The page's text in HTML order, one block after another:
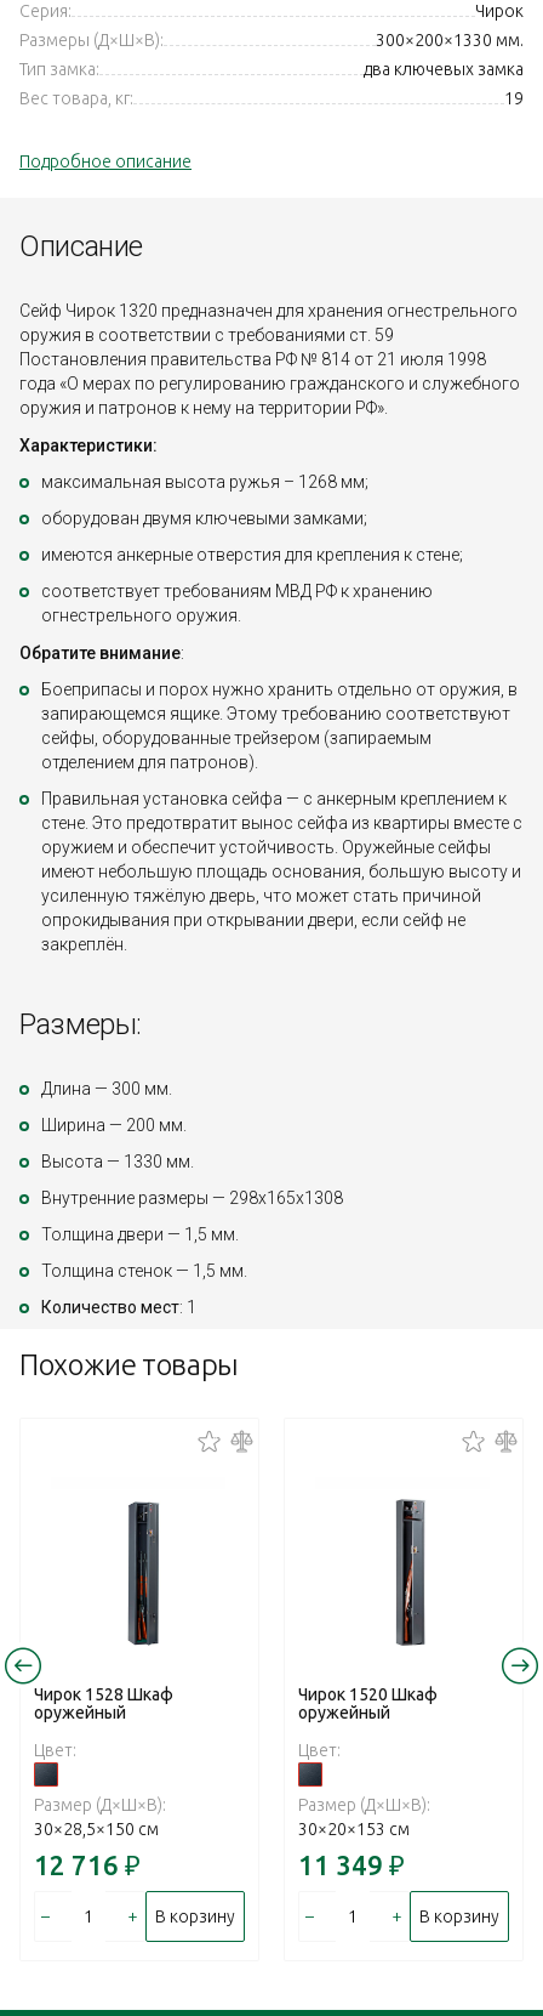
Серия:
Чирок
Размеры (Д×Ш×В):
300×200×1330 мм.
Тип замка:
два ключевых замка
Вес товара, кг:
19
Подробное описание
Описание
Сейф Чирок 1320 предназначен для хранения огнестрельного
оружия в соответствии с требованиями ст. 59
Постановления правительства РФ № 814 от 21 июля 1998
года «О мерах по регулированию гражданского и служебного
оружия и патронов к нему на территории РФ».
Характеристики:
максимальная высота ружья – 1268 мм;
оборудован двумя ключевыми замками;
имеются анкерные отверстия для крепления к стене;
соответствует требованиям МВД РФ к хранению
огнестрельного оружия.
Обратите внимание:
Боеприпасы и порох нужно хранить отдельно от оружия, в
запирающемся ящике. Этому требованию соответствуют
сейфы, оборудованные трейзером (запираемым
отделением для патронов).
Правильная установка сейфа — с анкерным креплением к
стене. Это предотвратит вынос сейфа из квартиры вместе с
оружием и обеспечит устойчивость. Оружейные сейфы
имеют небольшую площадь основания, большую высоту и
усиленную тяжёлую дверь, что может стать причиной
опрокидывания при открывании двери, если сейф не
закреплён.
Размеры:
Длина — 300 мм.
Ширина — 200 мм.
Высота — 1330 мм.
Внутренние размеры — 298х165х1308
Толщина двери — 1,5 мм.
Толщина стенок — 1,5 мм.
Количество мест: 1
Похожие товары
Чирок 1528 Шкаф
оружейный
Цвет:
Размер (Д×Ш×В):
30×28,5×150 см
12 716 ₽
– + В корзину
Чирок 1520 Шкаф
оружейный
Цвет:
Размер (Д×Ш×В):
30×20×153 см
11 349 ₽
– + В корзину